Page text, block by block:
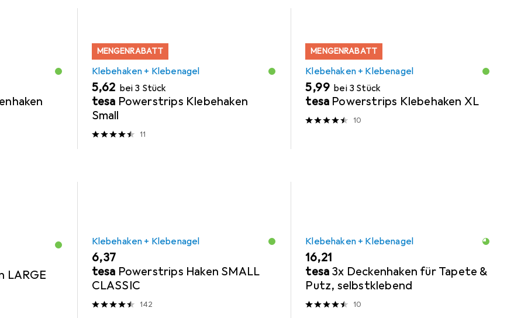
MENGENRABATT
Klebehaken + Klebenagel
EUR
5,62 bei 3 Stück
tesa Powerstrips Klebehaken
Small
11
MENGENRABATT
Klebehaken + Klebenagel
EUR
5,99 bei 3 Stück
tesa Powerstrips Klebehaken XL
10
LARGE
Klebehaken + Klebenagel
EUR
6,37
tesa Powerstrips Haken SMALL
CLASSIC
142
Klebehaken + Klebenagel
EUR
16,21
tesa 3x Deckenhaken für Tapete &
Putz, selbstklebend
10